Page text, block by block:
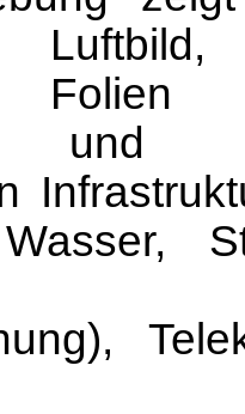
Folien
und